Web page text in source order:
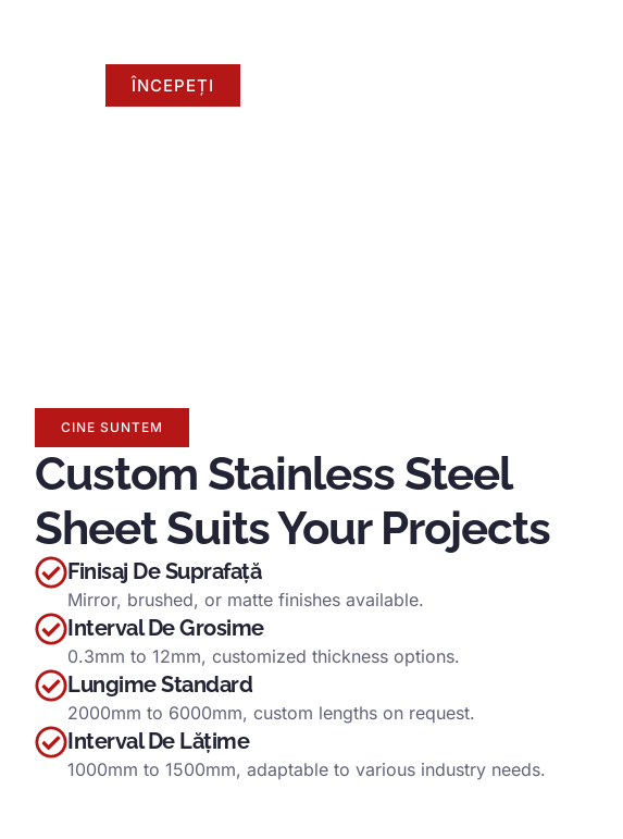
ÎNCEPEȚI
CINE SUNTEM
Custom Stainless Steel
Sheet Suits Your Projects
Finisaj De Suprafață
Mirror, brushed, or matte finishes available.
Interval De Grosime
0.3mm to 12mm, customized thickness options.
Lungime Standard
2000mm to 6000mm, custom lengths on request.
Interval De Lățime
1000mm to 1500mm, adaptable to various industry needs.